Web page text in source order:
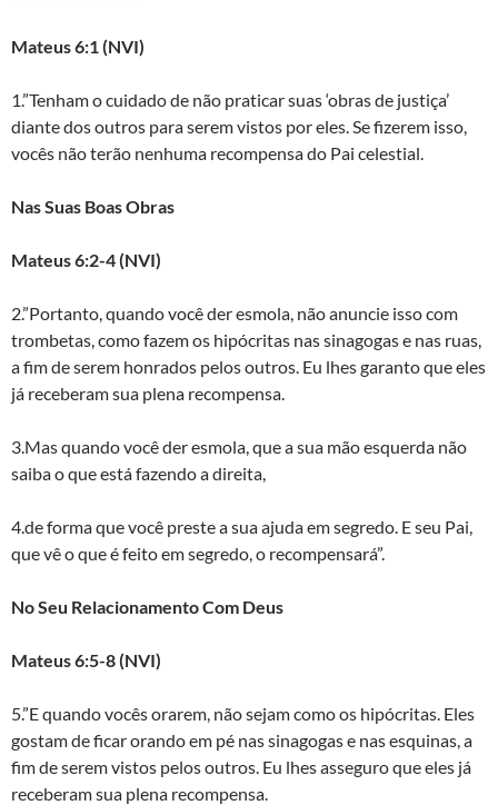
Mateus 6:1 (NVI)
1.”Tenham o cuidado de não praticar suas ‘obras de justiça’
diante dos outros para serem vistos por eles. Se fizerem isso,
vocês não terão nenhuma recompensa do Pai celestial.
Nas Suas Boas Obras
Mateus 6:2-4 (NVI)
2.”Portanto, quando você der esmola, não anuncie isso com
trombetas, como fazem os hipócritas nas sinagogas e nas ruas,
a fim de serem honrados pelos outros. Eu lhes garanto que eles
já receberam sua plena recompensa.
3.Mas quando você der esmola, que a sua mão esquerda não
saiba o que está fazendo a direita,
4.de forma que você preste a sua ajuda em segredo. E seu Pai,
que vê o que é feito em segredo, o recompensará”.
No Seu Relacionamento Com Deus
Mateus 6:5-8 (NVI)
5.”E quando vocês orarem, não sejam como os hipócritas. Eles
gostam de ficar orando em pé nas sinagogas e nas esquinas, a
fim de serem vistos pelos outros. Eu lhes asseguro que eles já
receberam sua plena recompensa.